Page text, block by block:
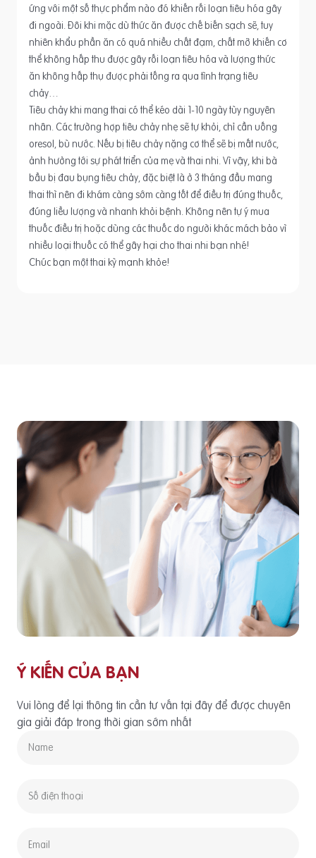
ứng với một số thực phẩm nào đó khiến rối loạn tiêu hóa gây
đi ngoài. Đôi khi mặc dù thức ăn được chế biến sạch sẽ, tuy
nhiên khẩu phần ăn có quá nhiều chất đạm, chất mỡ khiến cơ
thể không hấp thu được gây rối loạn tiêu hóa và lượng thức
ăn không hấp thụ được phải tống ra qua tình trạng tiêu
chảy…
Tiêu chảy khi mang thai có thể kéo dài 1-10 ngày tùy nguyên
nhân. Các trường hợp tiêu chảy nhẹ sẽ tự khỏi, chỉ cần uống
oresol, bù nước. Nếu bị tiêu chảy nặng cơ thể sẽ bị mất nước,
ảnh hưởng tới sự phát triển của mẹ và thai nhi. Vì vậy, khi bà
bầu bị đau bụng tiêu chảy, đặc biệt là ở 3 tháng đầu mang
thai thì nên đi khám càng sớm càng tốt để điều trị đúng thuốc,
đúng liều lượng và nhanh khỏi bệnh. Không nên tự ý mua
thuốc điều trị hoặc dùng các thuốc do người khác mách bảo vì
nhiều loại thuốc có thể gây hại cho thai nhi bạn nhé!
Chúc bạn một thai kỳ mạnh khỏe!
Ý KIẾN CỦA BẠN
Vui lòng để lại thông tin cần tư vấn tại đây để được chuyên
gia giải đáp trong thời gian sớm nhất